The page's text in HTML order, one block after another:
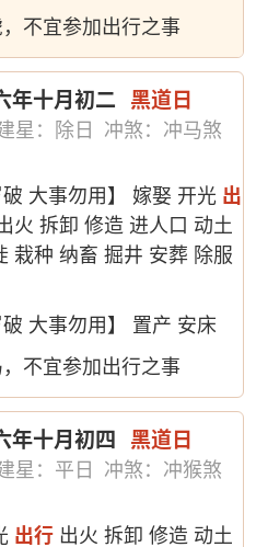
不宜参加出行之事
年十月初二 黑道日
星：除日
冲煞：冲马煞
破 大事勿用】 嫁娶 开光 出
火 拆卸 修造 进人口 动土
栽种 纳畜 掘井 安葬 除服
破 大事勿用】 置产 安床
不宜参加出行之事
年十月初四 黑道日
星：平日
冲煞：冲猴煞
出行 出火 拆卸 修造 动土